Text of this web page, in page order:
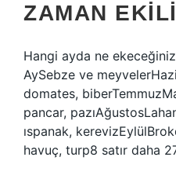
ZAMAN
Hangi ayda ne
AySebze ve
domates,
pancar,
ıspanak,
havuç, turp8 satır daha